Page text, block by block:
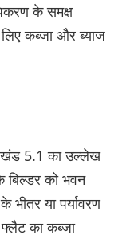
के समक्ष
कब्जा और ब्याज
खंड 5.1 का उल्लेख
बिल्डर को भवन
या पर्यावरण
फ्लैट का कब्जा